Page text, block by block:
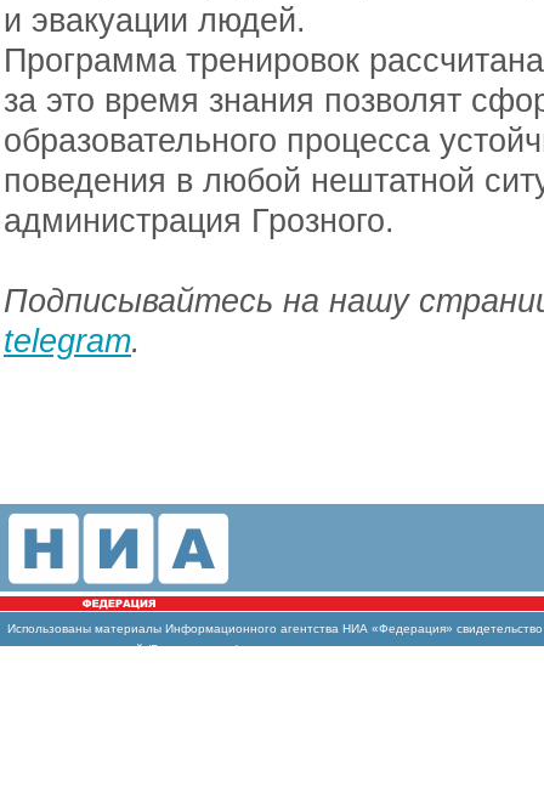
и эвакуации людей.
Программа тренировок
за это время знания позволят
образовательного процесса
поведения в любой нештатной
администрация Грозного.
Подписывайтесь на нашу
telegram.
Использованы материалы Информационного агентства НИА «Федерация»
массовых коммуникаций (Роскомнадзор)